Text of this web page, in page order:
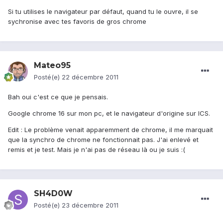
Si tu utilises le navigateur par défaut, quand tu le ouvre, il se
sychronise avec tes favoris de gros chrome
Mateo95
Posté(e) 22 décembre 2011
Bah oui c'est ce que je pensais.
Google chrome 16 sur mon pc, et le navigateur d'origine sur ICS.
Edit : Le problème venait apparemment de chrome, il me marquait
que la synchro de chrome ne fonctionnait pas. J'ai enlevé et
remis et je test. Mais je n'ai pas de réseau là ou je suis :(
SH4D0W
Posté(e) 23 décembre 2011